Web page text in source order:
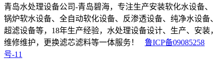
青岛水处理设备公司-青岛碧海，专注生产安装软化水设备、
锅炉软水设备、全自动软化设备、反渗透设备、纯净水设备、
超滤设备等，18年生产经验，水处理设备设计、生产、安装，
维修维护，更换滤芯滤料等一体服务！ 鲁ICP备09085258
号-11